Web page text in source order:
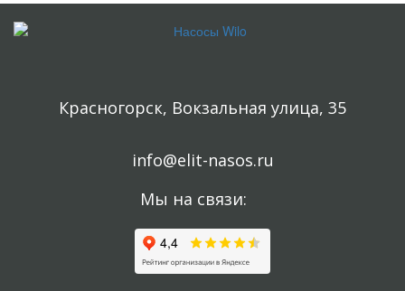
Красногорск, Вокзальная улица, 35
info@elit-nasos.ru
Мы на связи: